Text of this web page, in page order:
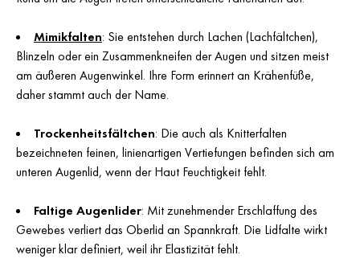
Mimikfalten: Sie entstehen durch Lachen (Lachfältchen),
Blinzeln oder ein Zusammenkneifen der Augen und sitzen meist
am äußeren Augenwinkel. Ihre Form erinnert an Krähenfüße,
daher stammt auch der Name.
Trockenheitsfältchen: Die auch als Knitterfalten
bezeichneten feinen, linienartigen Vertiefungen befinden sich am
unteren Augenlid, wenn der Haut Feuchtigkeit fehlt.
Faltige Augenlider: Mit zunehmender Erschlaffung des
Gewebes verliert das Oberlid an Spannkraft. Die Lidfalte wirkt
weniger klar definiert, weil ihr Elastizität fehlt.